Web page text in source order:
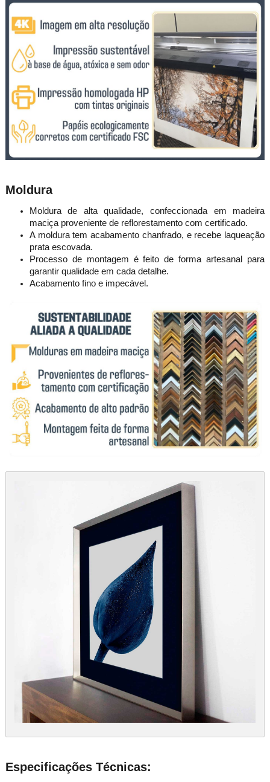
Moldura
Moldura de alta qualidade, confeccionada em madeira
maciça proveniente de reflorestamento com certificado.
A moldura tem acabamento chanfrado, e recebe laqueação
prata escovada.
Processo de montagem é feito de forma artesanal para
garantir qualidade em cada detalhe.
Acabamento fino e impecável.
Especificações Técnicas: